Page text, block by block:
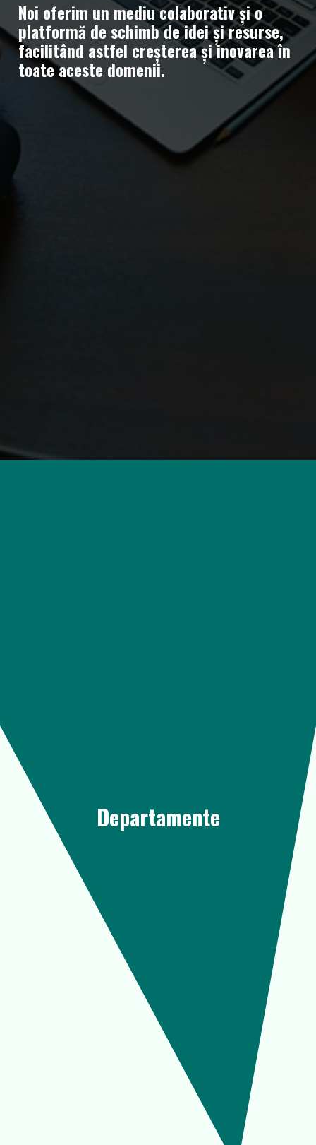
Noi oferim un mediu colaborativ și o
platformă de schimb de idei și resurse,
facilitând astfel creșterea și inovarea în
toate aceste domenii.
Departamente